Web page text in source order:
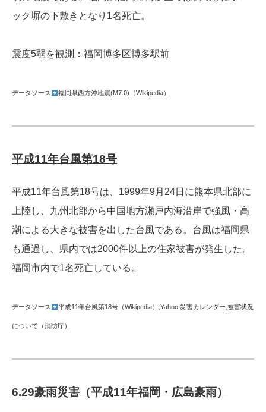
ック塀の下敷きとなり1名死亡。
震度5弱を観測：福岡博多区博多駅前
データソース 福岡県西方沖地震(M7.0)（Wikipedia）
平成11年台風第18号
平成11年台風第18号は、1999年9月24日に熊本県北部に
上陸し、九州北部から中国地方瀬戸内海沿岸で強風・高
潮による大きな被害を出した台風である。台風は福岡県
も通過し、県内では2000件以上の住家被害が発生した。
福岡市内で1名死亡している。
データソース 平成11年台風第18号（Wikipedia） ,Yahoo!災害カレンダー ,被害状況
について（消防庁）
6.29豪雨災害（平成11年福岡・広島豪雨）